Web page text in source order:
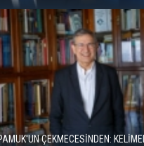
‘ANADOLU, SANILDIĞINDAN